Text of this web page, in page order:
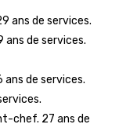
ans de services.
ans de services.
ans de services.
chef. 27 ans de